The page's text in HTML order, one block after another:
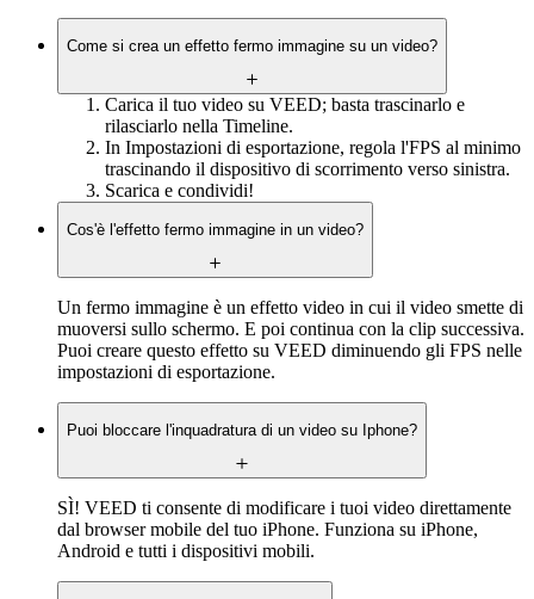
Come si crea un effetto fermo immagine su un video?
Carica il tuo video su VEED; basta trascinarlo e
rilasciarlo nella Timeline.
In Impostazioni di esportazione, regola l'FPS al minimo
trascinando il dispositivo di scorrimento verso sinistra.
Scarica e condividi!
Cos'è l'effetto fermo immagine in un video?
Un fermo immagine è un effetto video in cui il video smette di
muoversi sullo schermo. E poi continua con la clip successiva.
Puoi creare questo effetto su VEED diminuendo gli FPS nelle
impostazioni di esportazione.
Puoi bloccare l'inquadratura di un video su Iphone?
SÌ! VEED ti consente di modificare i tuoi video direttamente
dal browser mobile del tuo iPhone. Funziona su iPhone,
Android e tutti i dispositivi mobili.